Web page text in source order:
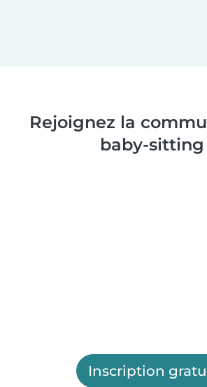
Rejoignez la
baby-sitting
Inscription